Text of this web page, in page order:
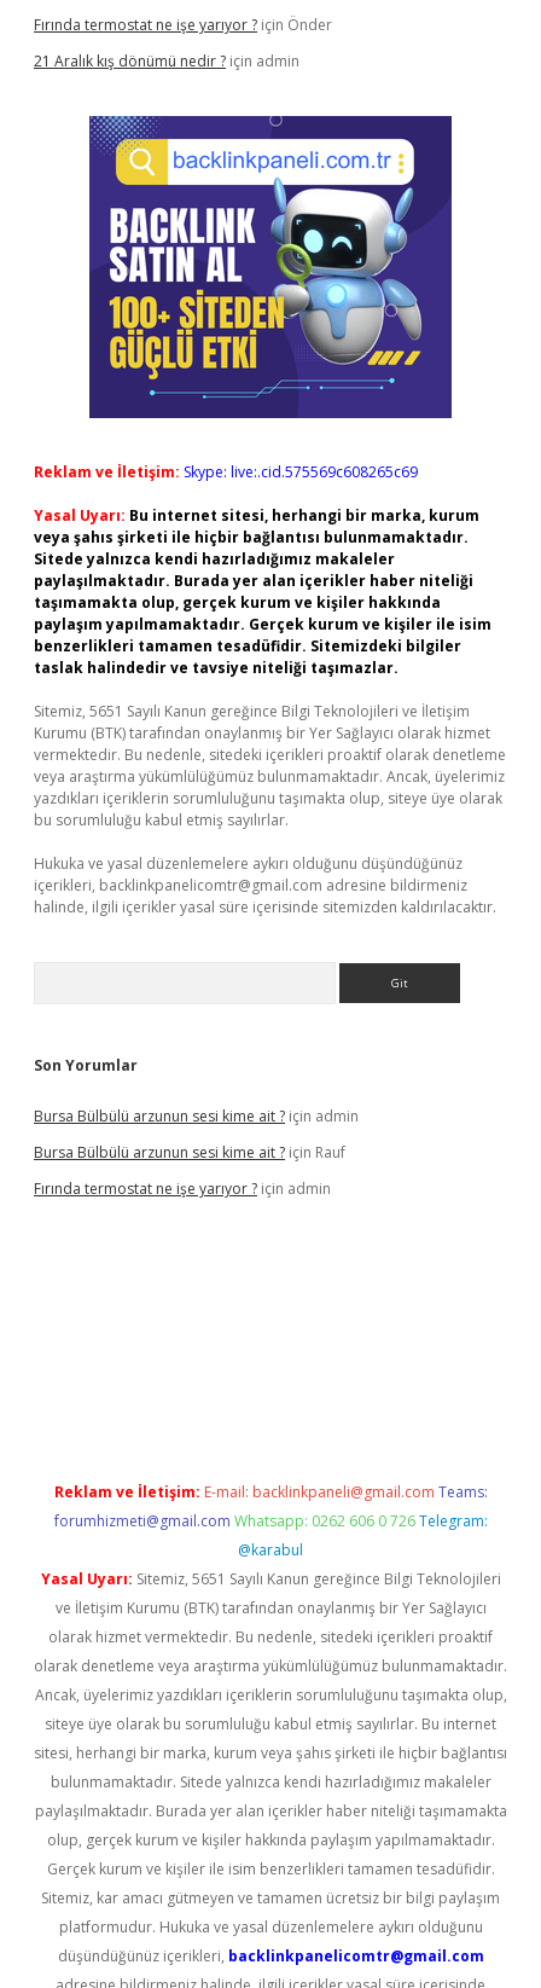
Fırında termostat ne işe yarıyor ? için Önder
21 Aralık kış dönümü nedir ? için admin
Reklam ve İletişim: Skype: live:.cid.575569c608265c69
Yasal Uyarı: Bu internet sitesi, herhangi bir marka, kurum
veya şahıs şirketi ile hiçbir bağlantısı bulunmamaktadır.
Sitede yalnızca kendi hazırladığımız makaleler
paylaşılmaktadır. Burada yer alan içerikler haber niteliği
taşımamakta olup, gerçek kurum ve kişiler hakkında
paylaşım yapılmamaktadır. Gerçek kurum ve kişiler ile isim
benzerlikleri tamamen tesadüfidir. Sitemizdeki bilgiler
taslak halindedir ve tavsiye niteliği taşımazlar.
Sitemiz, 5651 Sayılı Kanun gereğince Bilgi Teknolojileri ve İletişim
Kurumu (BTK) tarafından onaylanmış bir Yer Sağlayıcı olarak hizmet
vermektedir. Bu nedenle, sitedeki içerikleri proaktif olarak denetleme
veya araştırma yükümlülüğümüz bulunmamaktadır. Ancak, üyelerimiz
yazdıkları içeriklerin sorumluluğunu taşımakta olup, siteye üye olarak
bu sorumluluğu kabul etmiş sayılırlar.
Hukuka ve yasal düzenlemelere aykırı olduğunu düşündüğünüz
içerikleri, backlinkpanelicomtr@gmail.com adresine bildirmeniz
halinde, ilgili içerikler yasal süre içerisinde sitemizden kaldırılacaktır.
Son Yorumlar
Bursa Bülbülü arzunun sesi kime ait ? için admin
Bursa Bülbülü arzunun sesi kime ait ? için Rauf
Fırında termostat ne işe yarıyor ? için admin
Reklam ve İletişim: E-mail: backlinkpaneli@gmail.com Teams:
forumhizmeti@gmail.com Whatsapp: 0262 606 0 726 Telegram:
@karabul
Yasal Uyarı: Sitemiz, 5651 Sayılı Kanun gereğince Bilgi Teknolojileri
ve İletişim Kurumu (BTK) tarafından onaylanmış bir Yer Sağlayıcı
olarak hizmet vermektedir. Bu nedenle, sitedeki içerikleri proaktif
olarak denetleme veya araştırma yükümlülüğümüz bulunmamaktadır.
Ancak, üyelerimiz yazdıkları içeriklerin sorumluluğunu taşımakta olup,
siteye üye olarak bu sorumluluğu kabul etmiş sayılırlar. Bu internet
sitesi, herhangi bir marka, kurum veya şahıs şirketi ile hiçbir bağlantısı
bulunmamaktadır. Sitede yalnızca kendi hazırladığımız makaleler
paylaşılmaktadır. Burada yer alan içerikler haber niteliği taşımamakta
olup, gerçek kurum ve kişiler hakkında paylaşım yapılmamaktadır.
Gerçek kurum ve kişiler ile isim benzerlikleri tamamen tesadüfidir.
Sitemiz, kar amacı gütmeyen ve tamamen ücretsiz bir bilgi paylaşım
platformudur. Hukuka ve yasal düzenlemelere aykırı olduğunu
düşündüğünüz içerikleri, backlinkpanelicomtr@gmail.com